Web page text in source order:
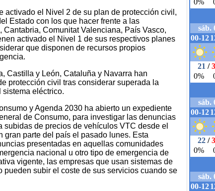
activado el Nivel 2 de su plan de protección civil,
Estado con los que hacer frente a las
Comunitat Valenciana, País Vasco,
activado el Nivel 1 de sus respectivos planes
que disponen de recursos propios
Castilla y León, Cataluña y Navarra han
protección civil tras considerar superada la
eléctrico.
y Agenda 2030 ha abierto un expediente
de Consumo, para investigar las denuncias
de precios de vehículos VTC desde el
parte del país el pasado lunes. Esta
presentadas en aquellas comunidades
nacional u otro tipo de emergencia de
vigente, las empresas que usan sistemas de
subir el coste de sus servicios cuando se